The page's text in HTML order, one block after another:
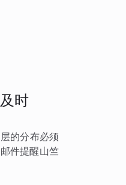
时
的分布必须
件提醒山竺